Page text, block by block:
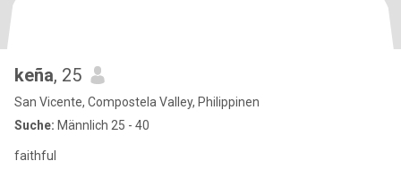
keña, 25
San Vicente, Compostela Valley, Philippinen
Suche: Männlich 25 - 40
faithful